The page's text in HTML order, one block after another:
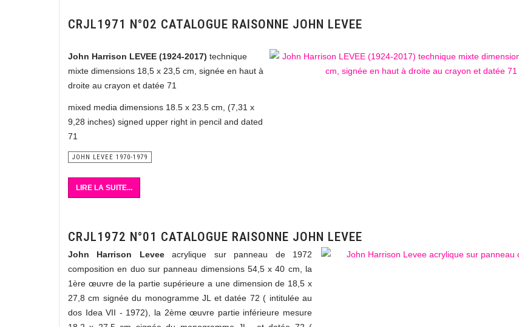
CRJL1971 N°02 CATALOGUE RAISONNE JOHN LEVEE
John Harrison LEVEE (1924-2017) technique
mixte dimensions 18,5 x 23,5 cm, signée en haut à
droite au crayon et datée 71
mixed media dimensions 18.5 x 23.5 cm, (7,31 x
9,28 inches) signed upper right in pencil and dated
71
JOHN LEVEE 1970-1979
LIRE LA SUITE...
CRJL1972 N°01 CATALOGUE RAISONNE JOHN LEVEE
John Harrison Leveeacrylique sur panneau de 1972
composition en duo sur panneau dimensions 54,5 x 40 cm, la
1ère œuvre de la partie supérieure a une dimension de 18,5 x
27,8 cm signée du monogramme JL et datée 72 ( intitulée au
dos Idea VII - 1972), la 2ème œuvre partie inférieure mesure